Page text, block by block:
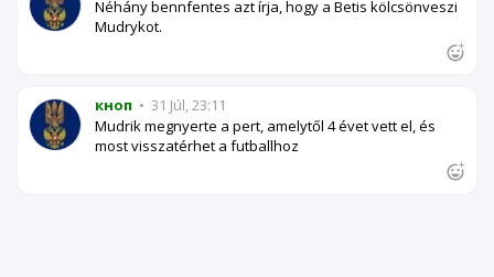
Néhány bennfentes azt írja, hogy a Betis kölcsönveszi
Mudrykot.
кноп • 31 Júl, 23:11
Mudrik megnyerte a pert, amelytől 4 évet vett el, és
most visszatérhet a futballhoz